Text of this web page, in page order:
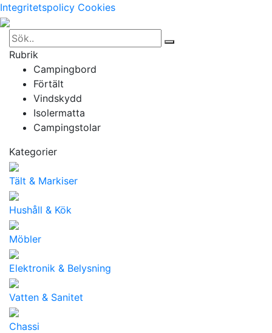
Integritetspolicy Cookies
Rubrik
Campingbord
Förtält
Vindskydd
Isolermatta
Campingstolar
Kategorier
Tält & Markiser
Hushåll & Kök
Möbler
Elektronik & Belysning
Vatten & Sanitet
Chassi